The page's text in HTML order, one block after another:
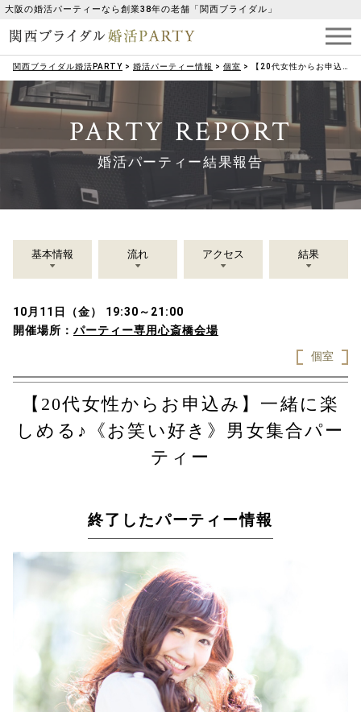
大阪の婚活パーティーなら創業38年の老舗「関西ブライダル」
関西ブライダル婚活PARTY > 婚活パーティー情報 > 個室 > 【20代女性からお申込み】一緒に楽しめる♪《お笑い好き》男女集合パーティー
PARTY REPORT
婚活パーティー結果報告
基本情報 流れ アクセス 結果
10月11日（金） 19:30～21:00
開催場所： パーティー専用心斎橋会場
個室
【20代女性からお申込み】一緒に楽
しめる♪《お笑い好き》男女集合パー
ティー
終了したパーティー情報